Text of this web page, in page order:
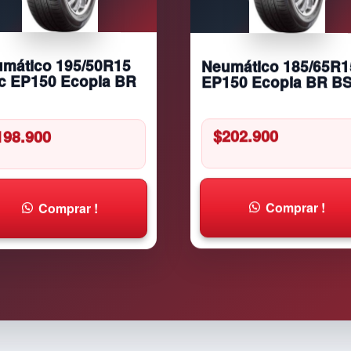
a
n
i
d
d
195/50R15
EP150 Ecopia BR
Comprar !
Neumático 185/
EP150 Ecopia BR
$202.900
Comprar !